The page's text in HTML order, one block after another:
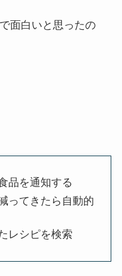
面白いと思ったの
品を通知する
ってきたら自動的
レシピを検索